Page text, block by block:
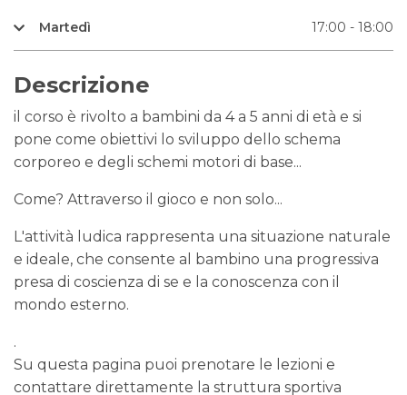
Martedì 17:00 - 18:00
Descrizione
il corso è rivolto a bambini da 4 a 5 anni di età e si
pone come obiettivi lo sviluppo dello schema
corporeo e degli schemi motori di base...
Come? Attraverso il gioco e non solo...
L'attività ludica rappresenta una situazione naturale
e ideale, che consente al bambino una progressiva
presa di coscienza di se e la conoscenza con il
mondo esterno.
.
Su questa pagina puoi prenotare le lezioni e
contattare direttamente la struttura sportiva